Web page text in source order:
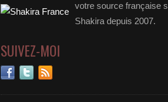
votre source française
Shakira depuis 2007.
SUIVEZ-MOI